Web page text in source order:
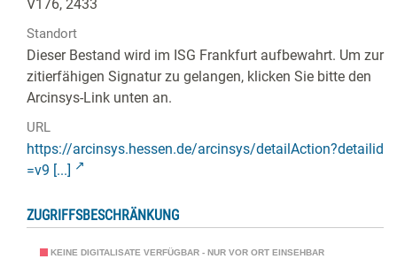
V176, 2433
Standort
Dieser Bestand wird im ISG Frankfurt aufbewahrt. Um zur
zitierfähigen Signatur zu gelangen, klicken Sie bitte den
Arcinsys-Link unten an.
URL
https://arcinsys.hessen.de/arcinsys/detailAction?detailid
=v9 [...]
ZUGRIFFSBESCHRÄNKUNG
KEINE DIGITALISATE VERFÜGBAR - NUR VOR ORT EINSEHBAR